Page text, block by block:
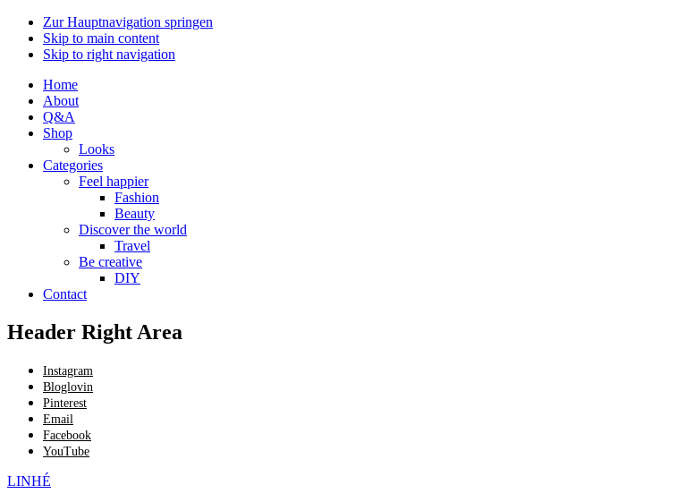
Zur Hauptnavigation springen
Skip to main content
Skip to right navigation
Home
About
Q&A
Shop
Looks
Categories
Feel happier
Fashion
Beauty
Discover the world
Travel
Be creative
DIY
Contact
Header Right Area
Instagram
Bloglovin
Pinterest
Email
Facebook
YouTube
LINHÉ